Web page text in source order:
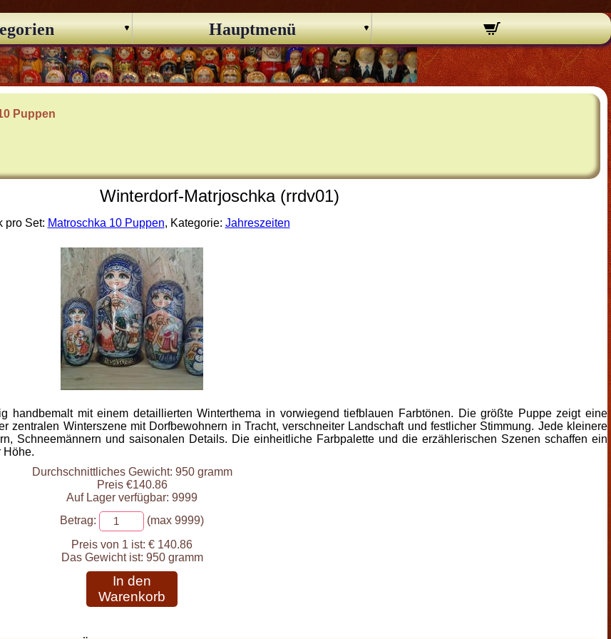
Hauptmenü
Puppen
Winterdorf-Matrjoschka (rrdv01)
pro Set: Matroschka 10 Puppen, Kategorie: Jahreszeiten
handbemalt mit einem detaillierten Winterthema in vorwiegend tiefblauen Farbtönen. Die größte Puppe zeigt eine
zentralen Winterszene mit Dorfbewohnern in Tracht, verschneiter Landschaft und festlicher Stimmung. Jede kleinere
Schneemännern und saisonalen Details. Die einheitliche Farbpalette und die erzählerischen Szenen schaffen ein
Höhe.
Durchschnittliches Gewicht: 950 gramm
Preis €140.86
Auf Lager verfügbar: 9999
Betrag:
(max 9999)
Preis von 1 ist: € 140.86
Das Gewicht ist: 950 gramm
In den
Warenkorb